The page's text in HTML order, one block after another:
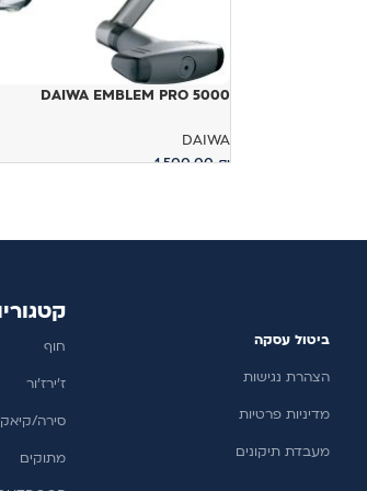
DAIWA EMBLEM PRO 5000
DAIWA
1,500.00₪
ביטול עסקה
הצהרת נגישות
מדיניות פרטיות
מעבדת תיקונים
חוף
ז'ירז'ור
סירה/קיאק
מתוקים